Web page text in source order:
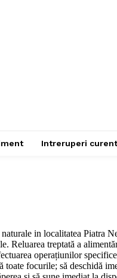
Intreruperi curent
in localitatea Piatra
Reluarea treptată a
operațiunilor
focurile; să deschidă